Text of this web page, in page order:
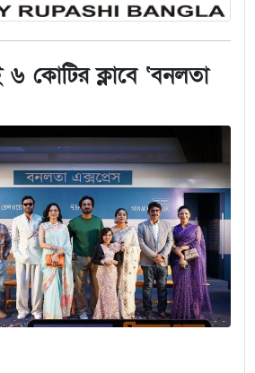
৬ কোটির ক্লাবে ‘বনলতা